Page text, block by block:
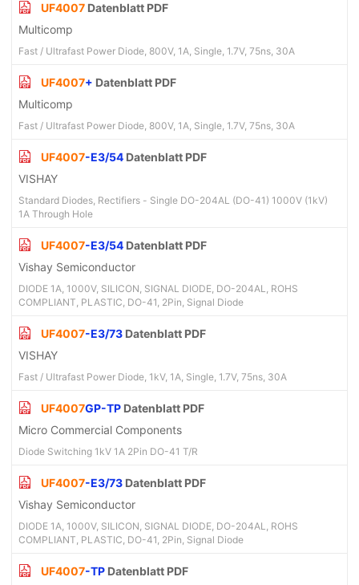
UF4007 Datenblatt PDF
Multicomp
Fast / Ultrafast Power Diode, 800V, 1A, Single, 1.7V, 75ns, 30A
UF4007+ Datenblatt PDF
Multicomp
Fast / Ultrafast Power Diode, 800V, 1A, Single, 1.7V, 75ns, 30A
UF4007-E3/54 Datenblatt PDF
VISHAY
Standard Diodes, Rectifiers - Single DO-204AL (DO-41) 1000V (1kV)
1A Through Hole
UF4007-E3/54 Datenblatt PDF
Vishay Semiconductor
DIODE 1A, 1000V, SILICON, SIGNAL DIODE, DO-204AL, ROHS
COMPLIANT, PLASTIC, DO-41, 2Pin, Signal Diode
UF4007-E3/73 Datenblatt PDF
VISHAY
Fast / Ultrafast Power Diode, 1kV, 1A, Single, 1.7V, 75ns, 30A
UF4007GP-TP Datenblatt PDF
Micro Commercial Components
Diode Switching 1kV 1A 2Pin DO-41 T/R
UF4007-E3/73 Datenblatt PDF
Vishay Semiconductor
DIODE 1A, 1000V, SILICON, SIGNAL DIODE, DO-204AL, ROHS
COMPLIANT, PLASTIC, DO-41, 2Pin, Signal Diode
UF4007-TP Datenblatt PDF